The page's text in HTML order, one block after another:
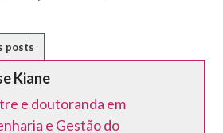
Kiane
e doutoranda em
e Gestão do